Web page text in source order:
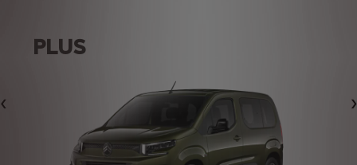
Předchozí
PLUS